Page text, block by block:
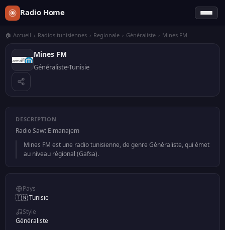
Radio Home
🏠 Accueil › Radios tunisiennes › Regionale › Généraliste › Mines FM
Mines FM
GénéralisteTunisie
DESCRIPTION
Radio Sawt Elmanajem
Mines FM est une radio tunisienne, de genre Généraliste, qui émet
au niveau régional (Gafsa).
Pays
🇹🇳 Tunisie
Style
Généraliste